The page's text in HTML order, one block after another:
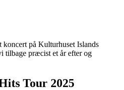
på Kulturhuset Islands
tilbage præcist et år efter og
Tour 2025